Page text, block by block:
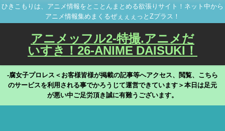
ひきこもりは、アニメ情報をとことんまとめる欲張りサイト！ネット中から
アニメ情報集めまくるぜぇぇぇっとZプラス！
アニメッフル2-特撮.アニメだ
いすき！26-ANIME DAISUKI！
-腐女子プロレス＜お客様皆様が掲載の記事等へアクセス、閲覧、こちら
のサービスを利用される事でかろうじて運営できています＞本日は足元
が悪い中ご足労頂き誠に有難うございます。